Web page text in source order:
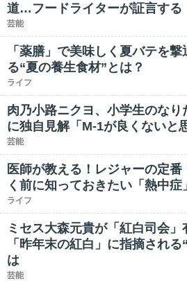
道…フードライターが証言する
芸能
「薬膳」で美味しく夏バテを
る“夏の養生食材”とは？
ライフ
肉乃小路ニクヨ、小学生のな
に独自見解「M-1が良くないと
芸能
医師が教える！レジャーの定
く前に知っておきたい「熱中症
ライフ
ミセス大森元貴が「紅白司会」
「昨年末の紅白」に指摘され
は
芸能